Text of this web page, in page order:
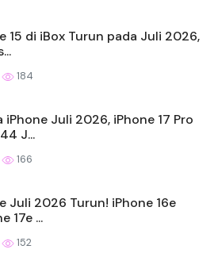
15 di iBox Turun pada Juli 2026,
184
iPhone Juli 2026, iPhone 17 Pro
J...
166
Juli 2026 Turun! iPhone 16e
17e ...
152